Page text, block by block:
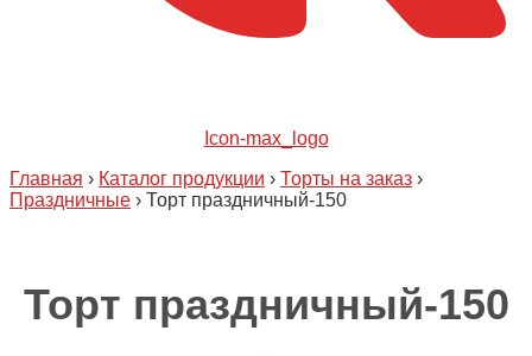
Icon-max_logo
Главная › Каталог продукции › Торты на заказ ›
Праздничные › Торт праздничный-150
Торт праздничный-150